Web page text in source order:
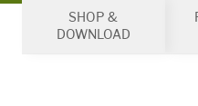
SHOP &
DOWNLOAD